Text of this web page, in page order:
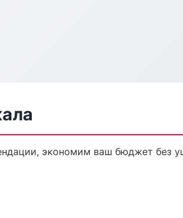
экономим ваш бюджет без